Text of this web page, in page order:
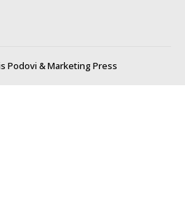
Podovi & Marketing Press